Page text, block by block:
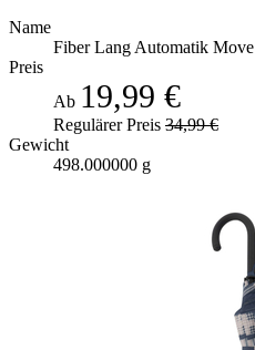
Name
Fiber Lang Automatik Move
Preis
Ab 19,99 €
Regulärer Preis 34,99 €
Gewicht
498.000000 g